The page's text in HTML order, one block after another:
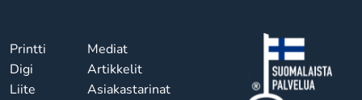
Printti
Digi
Liite
Mediat
Artikkelit
Asiakastarinat